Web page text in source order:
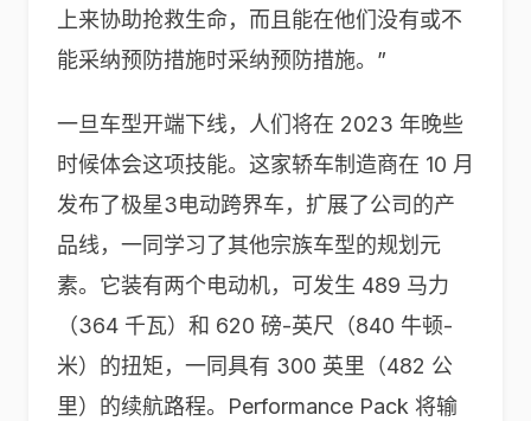
上来协助抢救生命，而且能在他们没有或不
能采纳预防措施时采纳预防措施。”
一旦车型开端下线，人们将在 2023 年晚些
时候体会这项技能。这家轿车制造商在 10 月
发布了极星3电动跨界车，扩展了公司的产
品线，一同学习了其他宗族车型的规划元
素。它装有两个电动机，可发生 489 马力
（364 千瓦）和 620 磅-英尺（840 牛顿-
米）的扭矩，一同具有 300 英里（482 公
里）的续航路程。Performance Pack 将输